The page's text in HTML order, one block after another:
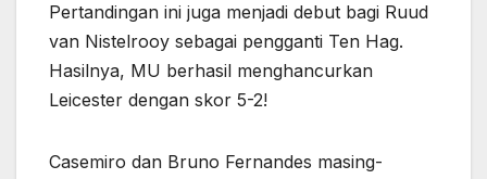
Pertandingan ini juga menjadi debut bagi Ruud
van Nistelrooy sebagai pengganti Ten Hag.
Hasilnya, MU berhasil menghancurkan
Leicester dengan skor 5-2!
Casemiro dan Bruno Fernandes masing-